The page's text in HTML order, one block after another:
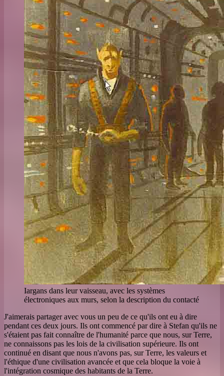
Iargans dans leur vaisseau, avec les systèmes
électroniques aux murs, selon la description du contacté
J'aimerais partager avec vous un peu de ce qu'ils ont eu à dire
pendant ces deux jours. Ils ont commencé par dire à Stefan qu'ils ne
s'étaient pas fait connaître de l'humanité parce que nous, sur Terre,
ne connaissons pas les lois de la civilisation supérieure. Ils ont
continué en disant que nous n'avons pas, sur Terre, les valeurs et
l'éthique d'une civilisation avancée et que cela bloque la voie à
l'intégration cosmique des habitants de la Terre.